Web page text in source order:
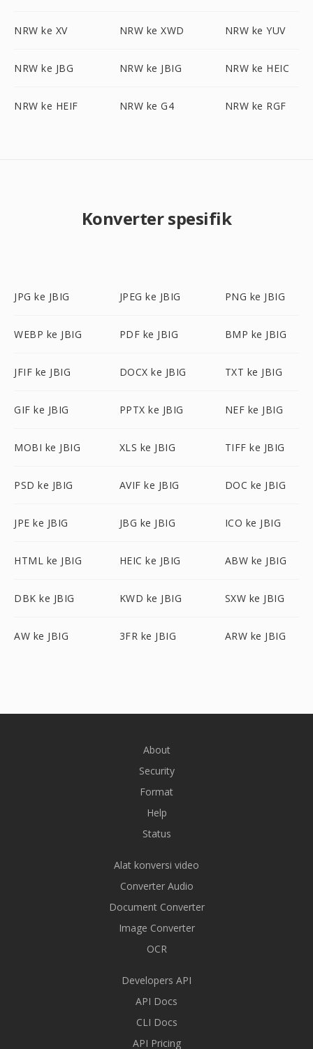
NRW ke XV NRW ke XWD NRW ke YUV
NRW ke JBG NRW ke JBIG NRW ke HEIC
NRW ke HEIF NRW ke G4 NRW ke RGF
Konverter spesifik
JPG ke JBIG JPEG ke JBIG PNG ke JBIG
WEBP ke JBIG PDF ke JBIG BMP ke JBIG
JFIF ke JBIG DOCX ke JBIG TXT ke JBIG
GIF ke JBIG PPTX ke JBIG NEF ke JBIG
MOBI ke JBIG XLS ke JBIG TIFF ke JBIG
PSD ke JBIG AVIF ke JBIG DOC ke JBIG
JPE ke JBIG JBG ke JBIG ICO ke JBIG
HTML ke JBIG HEIC ke JBIG ABW ke JBIG
DBK ke JBIG KWD ke JBIG SXW ke JBIG
AW ke JBIG 3FR ke JBIG ARW ke JBIG
About
Security
Format
Help
Status
Alat konversi video
Converter Audio
Document Converter
Image Converter
OCR
Developers API
API Docs
CLI Docs
API Pricing